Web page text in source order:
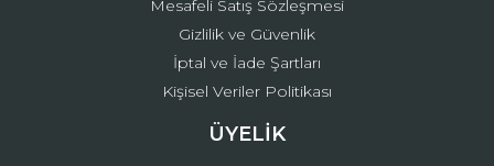
Mesafeli Satış Sözleşmesi
Gizlilik ve Güvenlik
İptal ve İade Şartları
Kişisel Veriler Politikası
ÜYELİK